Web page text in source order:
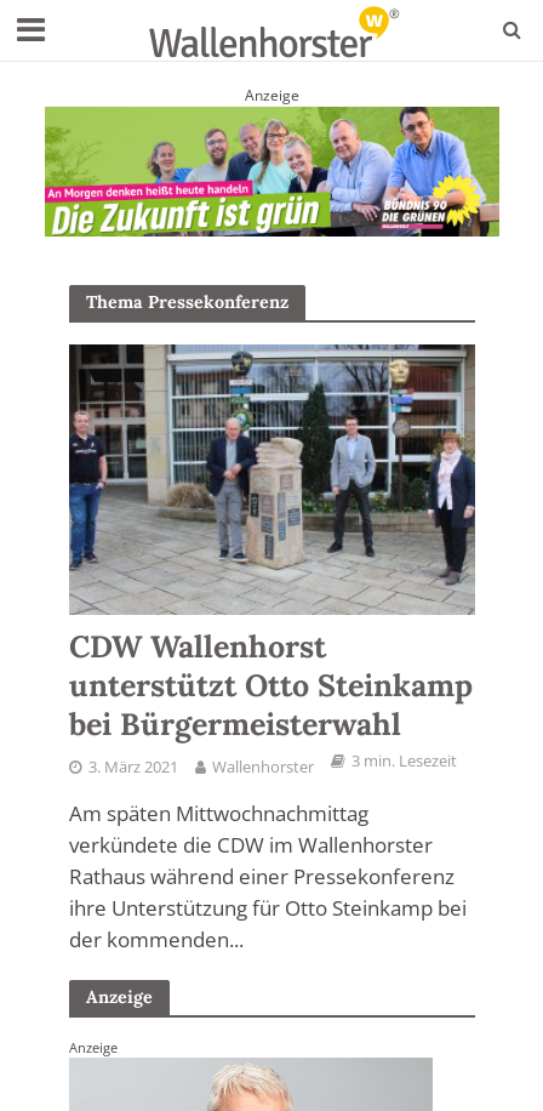
Anzeige
Thema Pressekonferenz
CDW Wallenhorst
unterstützt Otto Steinkamp
bei Bürgermeisterwahl
3. März 2021 Wallenhorster 3 min. Lesezeit
Am späten Mittwochnachmittag
verkündete die CDW im Wallenhorster
Rathaus während einer Pressekonferenz
ihre Unterstützung für Otto Steinkamp bei
der kommenden...
Anzeige
Anzeige